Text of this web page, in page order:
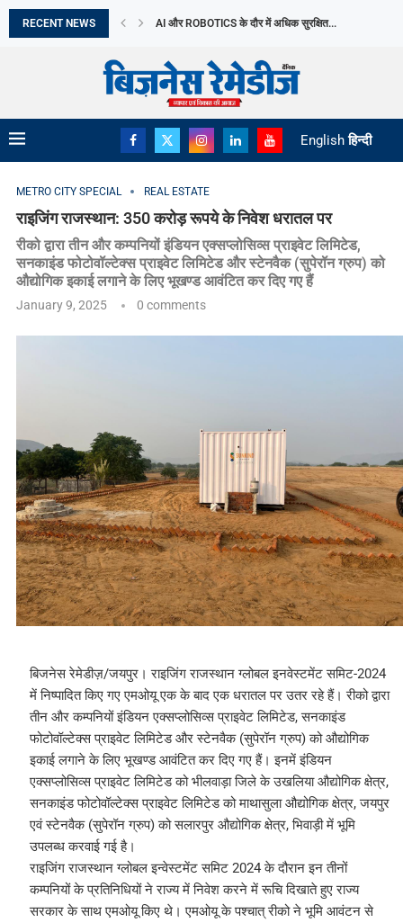
RECENT NEWS NAGASAKI दिवस आज: परमाणु निरस्त्रीकरण के बारे में...
English हिन्दी
METRO CITY SPECIAL REAL ESTATE
राइजिंग राजस्थान: 350 करोड़ रूपये के निवेश धरातल पर
रीको द्वारा तीन और कम्पनियों इंडियन एक्सप्लोसिव्स प्राइवेट लिमिटेड,
सनकाइंड फोटोवॉल्टेक्स प्राइवेट लिमिटेड और स्टेनवैक (सुपेरॉन ग्रुप) को
औद्योगिक इकाई लगाने के लिए भूखण्ड आवंटित कर दिए गए हैं
January 9, 2025 0 comments
बिजनेस रेमेडीज़/जयपुर। राइजिंग राजस्थान ग्लोबल इनवेस्टमेंट समिट-2024
में निष्पादित किए गए एमओयू एक के बाद एक धरातल पर उतर रहे हैं। रीको द्वारा
तीन और कम्पनियों इंडियन एक्सप्लोसिव्स प्राइवेट लिमिटेड, सनकाइंड
फोटोवॉल्टेक्स प्राइवेट लिमिटेड और स्टेनवैक (सुपेरॉन ग्रुप) को औद्योगिक
इकाई लगाने के लिए भूखण्ड आवंटित कर दिए गए हैं। इनमें इंडियन
एक्सप्लोसिव्स प्राइवेट लिमिटेड को भीलवाड़ा जिले के उखलिया औद्योगिक क्षेत्र,
सनकाइंड फोटोवॉल्टेक्स प्राइवेट लिमिटेड को माथासुला औद्योगिक क्षेत्र, जयपुर
एवं स्टेनवैक (सुपेरॉन ग्रुप) को सलारपुर औद्योगिक क्षेत्र, भिवाड़ी में भूमि
उपलब्ध करवाई गई है।
राइजिंग राजस्थान ग्लोबल इन्वेस्टमेंट समिट 2024 के दौरान इन तीनों
कम्पनियों के प्रतिनिधियों ने राज्य में निवेश करने में रूचि दिखाते हुए राज्य
सरकार के साथ एमओयू किए थे। एमओयू के पश्चात् रीको ने भूमि आवंटन से